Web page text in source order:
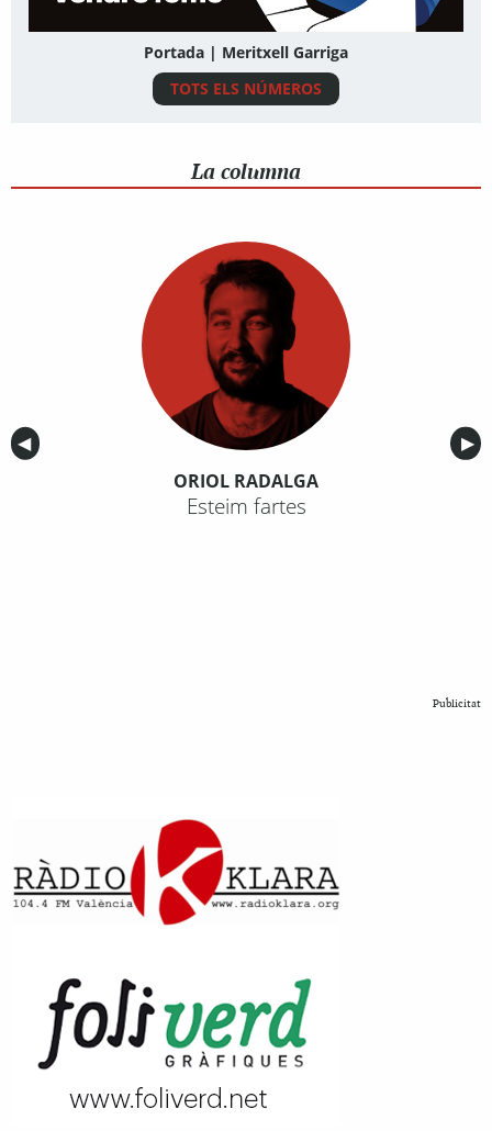
Portada | Meritxell Garriga
TOTS ELS NÚMEROS
La columna
Anterior
◀︎ ▶︎
ORIOL RADALGA
Esteim fartes
Publicitat